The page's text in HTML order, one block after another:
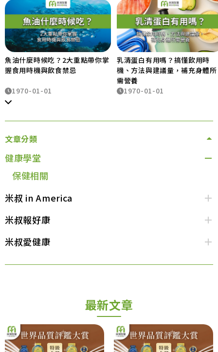
魚油什麼時候吃？2大重點帶你掌
握食用時機與飲食禁忌
1970-01-01
乳清蛋白有用嗎？搞懂飲用時
機、方法與建議量，補充身體所
需營養
1970-01-01
文章分類
健康學堂
保健相關
米叔 in America
米叔報好康
米叔愛健康
最新文章